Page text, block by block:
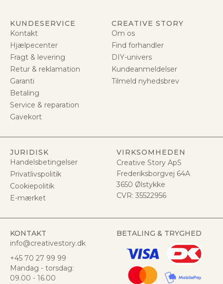
KUNDESERVICE
Kontakt
Hjælpecenter
Fragt & levering
Retur & reklamation
Garanti
Betaling
Service & reparation
Gavekort
CREATIVE STORY
Om os
Find forhandler
DIY-univers
Kundeanmeldelser
Tilmeld nyhedsbrev
JURIDISK
Handelsbetingelser
Privatlivspolitik
Cookiepolitik
E-mærket
VIRKSOMHEDEN
Creative Story ApS
Frederiksborgvej 64A
3650 Ølstykke
CVR: 35522956
KONTAKT
info@creativestory.dk
+45 70 27 99 99
Mandag - torsdag:
09.00 - 16.00
BETALING & TRYGHED